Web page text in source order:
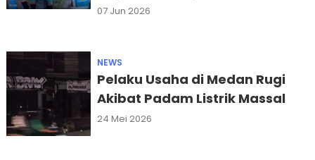
Deliserdang
07 Jun 2026
NEWS
Pelaku Usaha di Medan Rugi
Akibat Padam Listrik Massal
24 Mei 2026